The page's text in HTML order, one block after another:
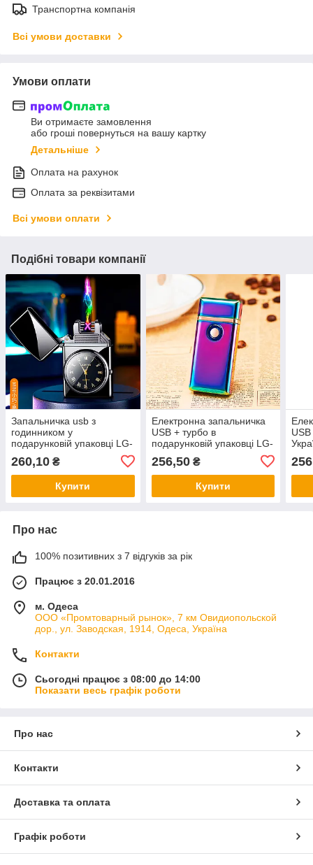
Транспортна компанія
Всі умови доставки
Умови оплати
Ви отримаєте замовлення
або гроші повернуться на вашу картку
Детальніше
Оплата на рахунок
Оплата за реквізитами
Всі умови оплати
Подібні товари компанії
Запальничка usb з
годинником у
подарунковій упаковці LG-
260,10 ₴
Купити
Електронна запальничка
USB + турбо в
подарунковій упаковці LG-
256,50₴
Купити
Про нас
100% позитивних з 7 відгуків за рік
Працює з 20.01.2016
м. Одеса
ООО «Промтоварный рынок», 7 км Овидиопольской
дор., ул. Заводская, 1914, Одеса, Україна
Контакти
Сьогодні працює з 08:00 до 14:00
Показати весь графік роботи
Про нас
Контакти
Доставка та оплата
Графік роботи